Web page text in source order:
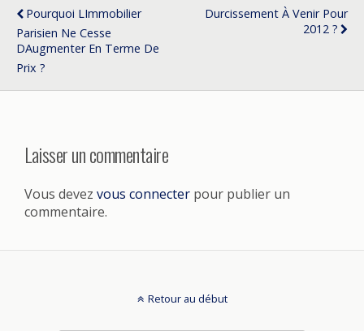
Pourquoi Limmobilier
Parisien Ne Cesse
Daugmenter En Terme De
Prix ?
Durcissement À Venir Pour
2012 ?
Laisser un commentaire
Vous devez vous connecter pour publier un
commentaire.
Retour au début